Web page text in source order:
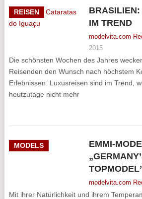
REISEN
BRASILIEN:
IM TREND
modelvita.com
2015
Die schönsten Wochen des Jahres
Reisenden den Wunsch nach höchstem
Erlebnissen. Luxusreisen sind im Trend,
heutzutage nicht mehr
MODELS
EMMI-
modelvita.com
Mit ihrer Natürlichkeit und ihrem